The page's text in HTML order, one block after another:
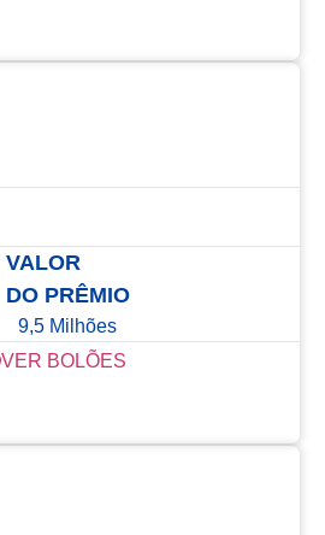
VALOR
DO PRÊMIO
9,5 Milhões
VER BOLÕES